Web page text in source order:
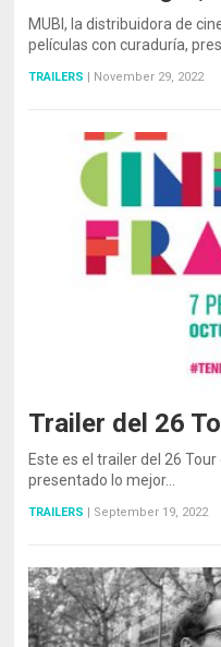
MUBI, la distribuidora de
películas con curaduría,
TRAILERS November 29, 2022
Trailer del 26
Este es el trailer del 26
presentado lo mejor…
TRAILERS | September 19, 2022